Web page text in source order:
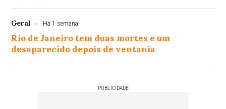
Geral Há 1 semana
Rio de Janeiro tem duas mortes e um
desaparecido depois de ventania
PUBLICIDADE